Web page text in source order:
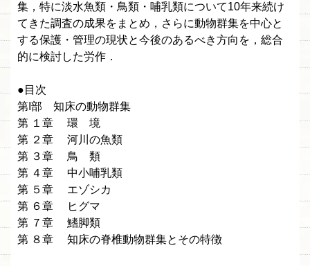
集，特に淡水魚類・鳥類・哺乳類について10年来続け
てきた調査の成果をまとめ，さらに動物群集を中心と
する保護・管理の現状と今後のあるべき方向を，総合
的に検討した労作．
●目次
第I部 知床の動物群集
第 １章 環 境
第 ２章 河川の魚類
第 ３章 鳥 類
第 ４章 中小哺乳類
第 ５章 エゾシカ
第 ６章 ヒグマ
第 ７章 鰭脚類
第 ８章 知床の脊椎動物群集とその特徴